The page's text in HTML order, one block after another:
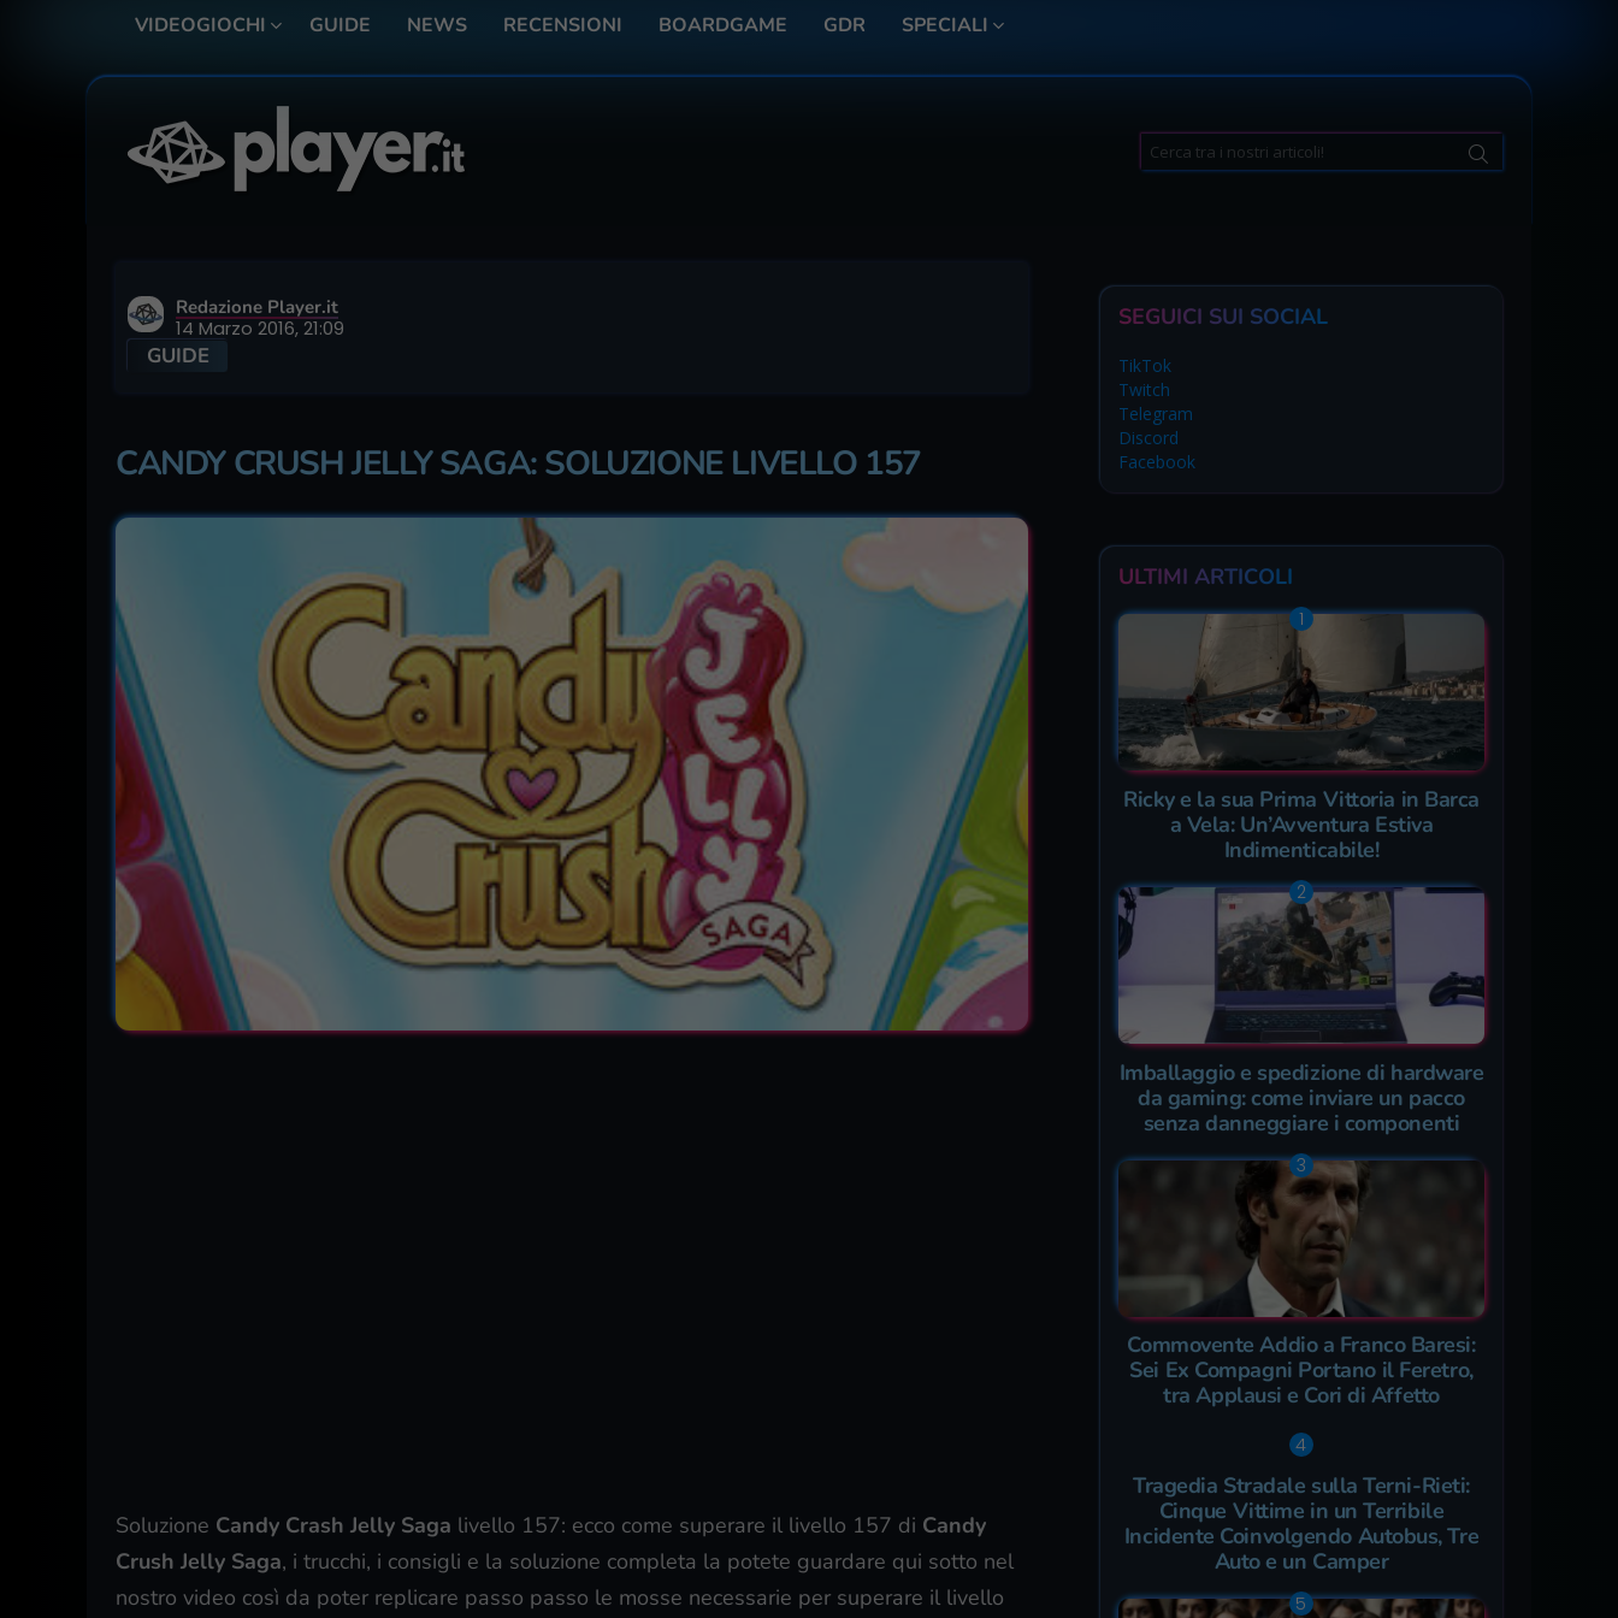
VIDEOGIOCHI GUIDE NEWS RECENSIONI BOARDGAME GDR SPECIALI
Search
for:
Redazione Player.it
14 Marzo 2016, 21:09
GUIDE
CANDY CRUSH JELLY SAGA: SOLUZIONE LIVELLO 157
Soluzione Candy Crash Jelly Saga livello 157: ecco come superare il livello 157 di Candy
Crush Jelly Saga, i trucchi, i consigli e la soluzione completa la potete guardare qui sotto nel
nostro video così da poter replicare passo passo le mosse necessarie per superare il livello
SEGUICI SUI SOCIAL
TikTok
Twitch
Telegram
Discord
Facebook
ULTIMI ARTICOLI
Ricky e la sua Prima Vittoria in Barca
a Vela: Un’Avventura Estiva
Indimenticabile!
Imballaggio e spedizione di hardware
da gaming: come inviare un pacco
senza danneggiare i componenti
Commovente Addio a Franco Baresi:
Sei Ex Compagni Portano il Feretro,
tra Applausi e Cori di Affetto
Tragedia Stradale sulla Terni-Rieti:
Cinque Vittime in un Terribile
Incidente Coinvolgendo Autobus, Tre
Auto e un Camper